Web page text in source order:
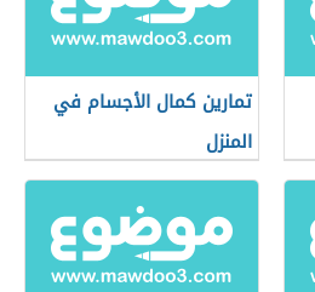
تمارين كمال الأجسام في
المنزل